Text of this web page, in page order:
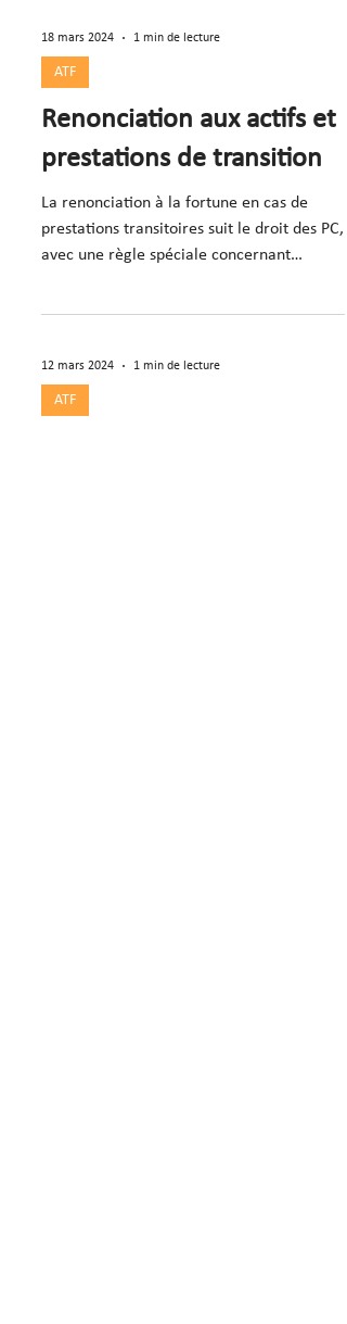
18 mars 2024 1 min de lecture
ATF
Renonciation aux actifs et
prestations de transition
La renonciation à la fortune en cas de
prestations transitoires suit le droit des PC,
avec une règle spéciale concernant
12 mars 2024 1 min de lecture
ATF